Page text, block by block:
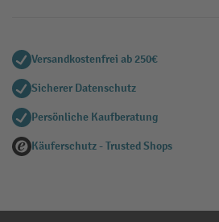
Versandkostenfrei ab 250€
Sicherer Datenschutz
Persönliche Kaufberatung
Käuferschutz - Trusted Shops